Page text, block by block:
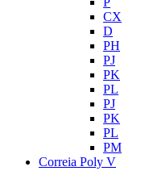
CX
D
PH
PJ
PK
PL
PJ
PK
PL
PM
Correia Poly V